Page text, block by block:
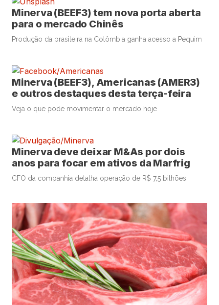
Minerva (BEEF3) tem nova porta aberta
para o mercado Chinês
Produção da brasileira na Colômbia ganha acesso a Pequim
Minerva (BEEF3), Americanas (AMER3)
e outros destaques desta terça-feira
Veja o que pode movimentar o mercado hoje
Minerva deve deixar M&As por dois
anos para focar em ativos da Marfrig
CFO da companhia detalha operação de R$ 7,5 bilhões